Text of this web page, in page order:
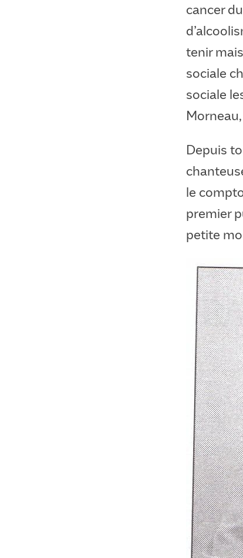
cancer
tenir
sociale
sociale
Depuis
le
premier
petite